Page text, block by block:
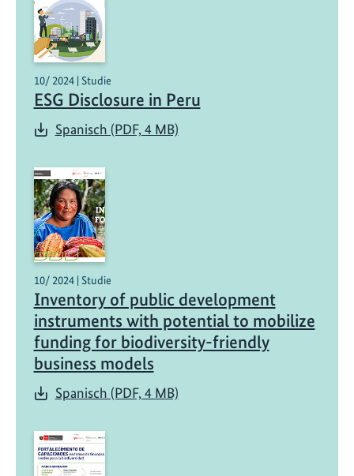
10/ 2024 | Studie
ESG Disclosure in Peru
Spanisch (PDF, 4 MB)
10/ 2024 | Studie
Inventory of public development
instruments with potential to mobilize
funding for biodiversity-friendly
business models
Spanisch (PDF, 4 MB)